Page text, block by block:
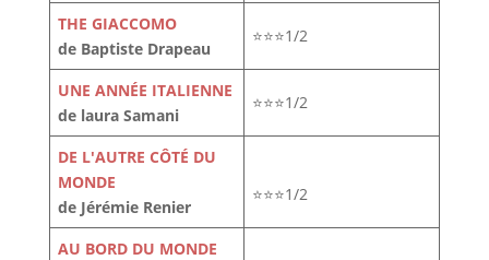
THE GIACCOMO
de Baptiste Drapeau
⭐⭐⭐1/2
UNE ANNÉE ITALIENNE
de laura Samani
⭐⭐⭐1/2
DE L'AUTRE CÔTÉ DU
MONDE
de Jérémie Renier
⭐⭐⭐1/2
AU BORD DU MONDE